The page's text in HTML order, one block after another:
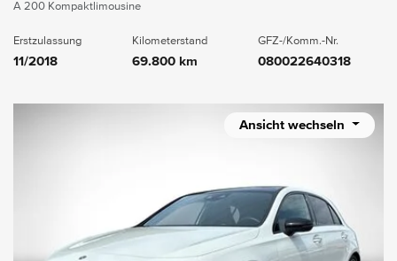
A 200 Kompaktlimousine
Erstzulassung
11/2018
Kilometerstand
69.800 km
GFZ-/Komm.-Nr.
080022640318
Ansicht wechseln